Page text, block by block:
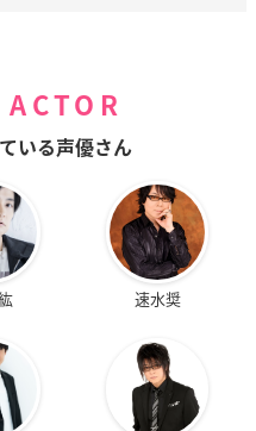
いる声優さん
速水奨